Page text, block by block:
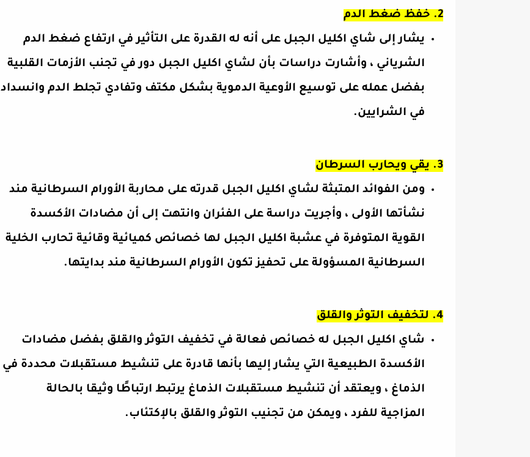
2. خفظ ضغط الدم
يشار إلى شاي اكليل الجبل على أنه له القدرة على التأثير في ارتفاع ضغط الدم
الشرياني ، وأشارت دراسات بأن لشاي اكليل الجبل دور في تجنب الأزمات القلبية
بفضل عمله على توسيع الأوعية الدموية بشكل مكتف وتفادي تجلط الدم وانسداد
في الشرايين.
3. يقي ويحارب السرطان
ومن الفوائد المتبثة لشاي اكليل الجبل قدرته على محاربة الأورام السرطانية مند
نشأتها الأولى ، وأجريت دراسة على الفئران وانتهت إلى أن مضادات الأكسدة
القوية المتوفرة في عشبة اكليل الجبل لها خصائص كميائية وقائية تحارب الخلية
السرطانية المسؤولة على تحفيز تكون الأورام السرطانية مند بدايتها.
4. لتخفيف التوثر والقلق
شاي اكليل الجبل له خصائص فعالة في تخفيف التوثر والقلق بفضل مضادات
الأكسدة الطبيعية التي يشار إليها بأنها قادرة على تنشيط مستقبلات محددة في
الذماغ ، ويعتقد أن تنشيط مستقبلات الذماغ يرتبط ارتباطًا وثيقا بالحالة
المزاجية للفرد ، ويمكن من تجنيب التوثر والقلق بالإكتئاب.